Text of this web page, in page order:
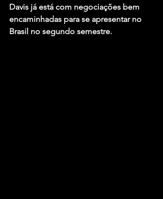
Davis já está com negociações bem
encaminhadas para se apresentar no
Brasil no segundo semestre.